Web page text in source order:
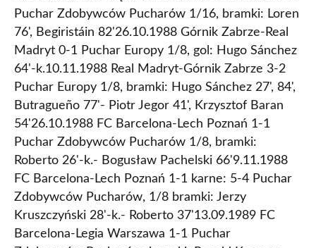
Puchar Zdobywców Pucharów 1/16, bramki: Loren
76', Begiristáin 82'26.10.1988 Górnik Zabrze-Real
Madryt 0-1 Puchar Europy 1/8, gol: Hugo Sánchez
64'-k.10.11.1988 Real Madryt-Górnik Zabrze 3-2
Puchar Europy 1/8, bramki: Hugo Sánchez 27', 84',
Butragueño 77'- Piotr Jegor 41', Krzysztof Baran
54'26.10.1988 FC Barcelona-Lech Poznań 1-1
Puchar Zdobywców Pucharów 1/8, bramki:
Roberto 26'-k.- Bogusław Pachelski 66'9.11.1988
FC Barcelona-Lech Poznań 1-1 karne: 5-4 Puchar
Zdobywców Pucharów, 1/8 bramki: Jerzy
Kruszczyński 28'-k.- Roberto 37'13.09.1989 FC
Barcelona-Legia Warszawa 1-1 Puchar